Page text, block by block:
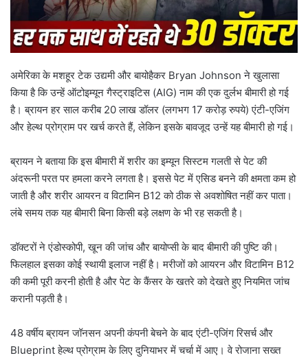
i
l
अमेरिका के मशहूर टेक उद्यमी और बायोहैकर Bryan Johnson ने खुलासा
किया है कि उन्हें ऑटोइम्यून गैस्ट्राइटिस (AIG) नाम की एक दुर्लभ बीमारी हो गई
है। ब्रायन हर साल करीब 20 लाख डॉलर (लगभग 17 करोड़ रुपये) एंटी-एजिंग
और हेल्थ प्रोग्राम पर खर्च करते हैं, लेकिन इसके बावजूद उन्हें यह बीमारी हो गई।
ब्रायन ने बताया कि इस बीमारी में शरीर का इम्यून सिस्टम गलती से पेट की
अंदरूनी परत पर हमला करने लगता है। इससे पेट में एसिड बनने की क्षमता कम हो
जाती है और शरीर आयरन व विटामिन B12 को ठीक से अवशोषित नहीं कर पाता।
लंबे समय तक यह बीमारी बिना किसी बड़े लक्षण के भी रह सकती है।
डॉक्टरों ने एंडोस्कोपी, खून की जांच और बायोप्सी के बाद बीमारी की पुष्टि की।
फिलहाल इसका कोई स्थायी इलाज नहीं है। मरीजों को आयरन और विटामिन B12
की कमी पूरी करनी होती है और पेट के कैंसर के खतरे को देखते हुए नियमित जांच
करानी पड़ती है।
48 वर्षीय ब्रायन जॉनसन अपनी कंपनी बेचने के बाद एंटी-एजिंग रिसर्च और
Blueprint हेल्थ प्रोग्राम के लिए दुनियाभर में चर्चा में आए। वे रोजाना सख्त